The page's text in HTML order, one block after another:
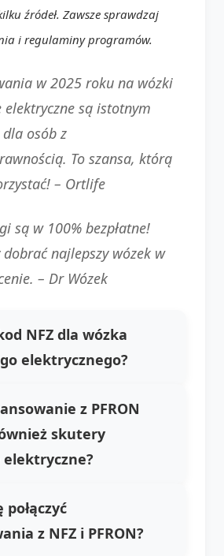
źródeł. Zawsze sprawdzaj
i regulaminy programów.
w 2025 roku na wózki
są istotnym
osób z
To szansa, którą
– Ortlife
są w 100% bezpłatne!
dobrać najlepszy wózek w
– Dr Wózek
NFZ dla wózka
elektrycznego?
z PFRON
skutery
połączyć
z NFZ i PFRON?